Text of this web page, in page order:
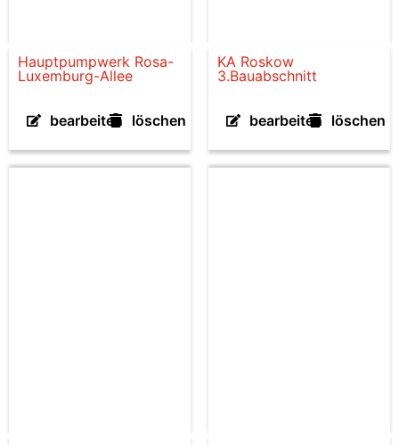
Hauptpumpwerk Rosa-
Luxemburg-Allee
bearbeiten löschen
KA Roskow
3.Bauabschnitt
bearbeiten löschen